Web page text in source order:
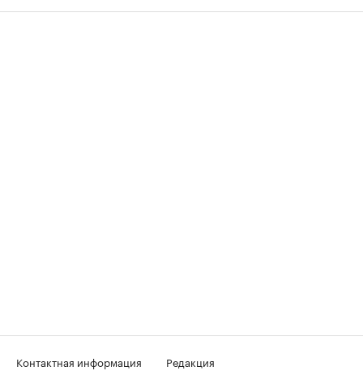
Контактная информация
Редакция